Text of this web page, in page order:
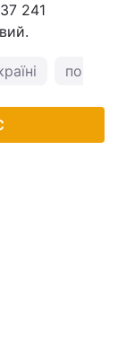
241
погода